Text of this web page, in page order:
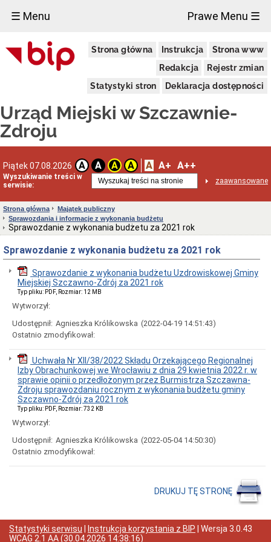
☰ Menu Prawe Menu ☰
Strona główna Instrukcja
Strona www
Redakcja
Rejestr zmian
Statystyki stron
Deklaracja dostępności
Urząd Miejski w Szczawnie-
Zdroju
Piątek 07.08.2026 A A A A A A+ A++
Wyszukiwanie treści w
serwisie:
zaawansowane
Urząd
Miejski
Aktualności
Dni
i
godziny
otwarcia
telefonów
Kierownictwo
Statut
i
struktura
Urzędu
Obwieszczenia
Burmistrza
Interpretacje
Burmistrza
naborze
pracowników
obwieszczenia,
informacje
innych
instytucji
Uchwała
antysmogowa
Uchwała
dla
województwa
dolnośląskiego
celowej
Zamówienia
Strona główna
Majątek publiczny
Sprawozdania i informacje z wykonania budżetu
Sprawozdanie z wykonania budżetu za 2021 rok
Sprawozdanie z wykonania budżetu za 2021 rok
Sprawozdanie z wykonania budżetu Uzdrowiskowej Gminy
Miejskiej Szczawno-Zdrój za 2021 rok
Typ pliku: PDF, Rozmiar: 12 MB
Wytworzył:
Udostępnił: Agnieszka Królikowska (2022-04-19 14:51:43)
Ostatnio zmodyfikował:
Uchwała Nr XII/38/2022 Składu Orzekającego Regionalnej
Izby Obrachunkowej we Wrocławiu z dnia 29 kwietnia 2022 r. w
sprawie opinii o przedłożonym przez Burmistrza Szczawna-
Zdroju sprawozdaniu rocznym z wykonania budżetu gminy
Szczawno-Zdrój za 2021 rok
Typ pliku: PDF, Rozmiar: 732 KB
Wytworzył:
Udostępnił: Agnieszka Królikowska (2022-05-04 14:50:30)
Ostatnio zmodyfikował:
DRUKUJ TĘ STRONĘ
×
Statystyki serwisu Instrukcja korzystania z BIP | Wersja 3.0.43
WCAG 2.1 AA(30.04.2026 14:38:16)